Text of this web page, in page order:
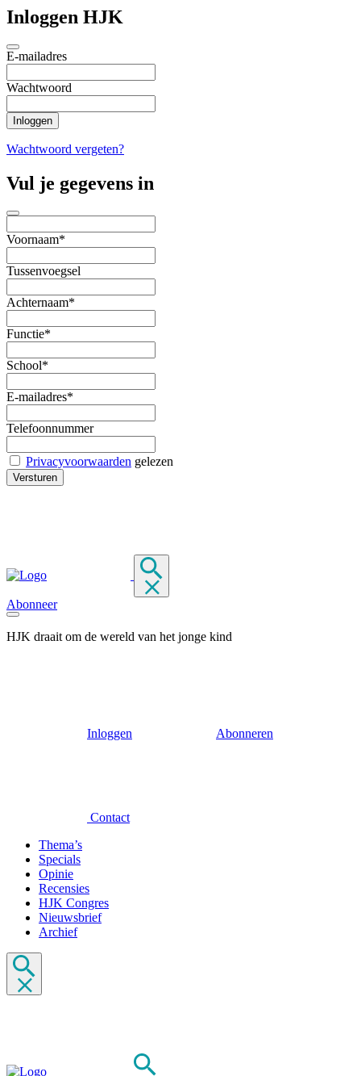
Inloggen HJK
E-mailadres
Wachtwoord
Wachtwoord vergeten?
Vul je gegevens in
Voornaam*
Tussenvoegsel
Achternaam*
Functie*
School*
E-mailadres*
Telefoonnummer
Privacyvoorwaarden gelezen
Abonneer
HJK draait om de wereld van het jonge kind
Inloggen Abonneren
Contact
Thema’s
Specials
Opinie
Recensies
HJK Congres
Nieuwsbrief
Archief